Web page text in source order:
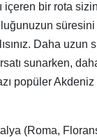
içeren bir rota
Daha uzun
sunarken,
popüler Akdeniz
(Roma,